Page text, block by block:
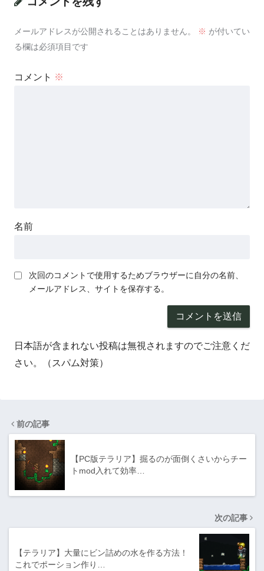
メールアドレスが公開されることはありません。 ※ が付いてい
る欄は必須項目です
コメント ※
名前
次回のコメントで使用するためブラウザーに自分の名前、
メールアドレス、サイトを保存する。
日本語が含まれない投稿は無視されますのでご注意くだ
さい。（スパム対策）
前の記事
【PC版テラリア】掘るのが面倒くさいからチー
トmod入れて効率…
次の記事
【テラリア】大量にビン詰めの水を作る方法！
これでポーション作り…